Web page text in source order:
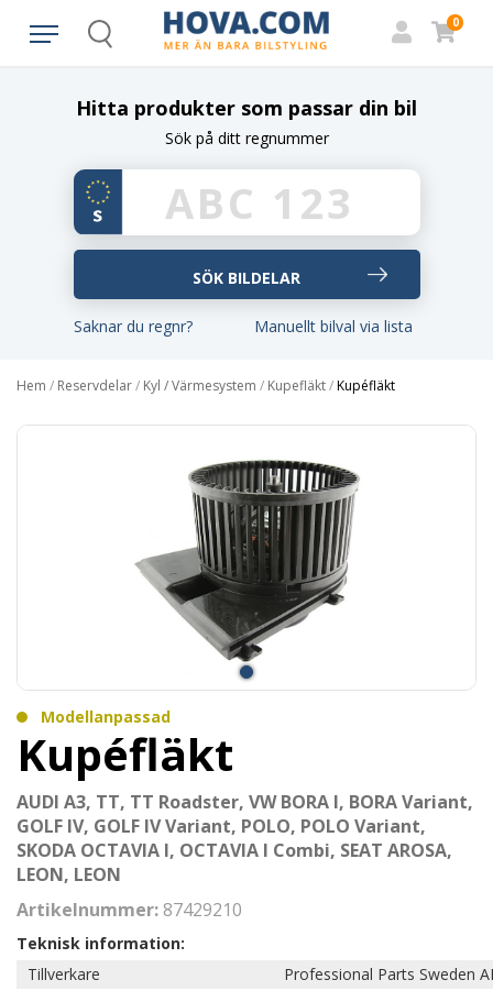
Search
0
Hitta produkter som passar din bil
Sök på ditt regnummer
Saknar du regnr? Manuellt bilval via lista
Hem / Reservdelar/ Kyl / Värmesystem / Kupefläkt/Kupéfläkt
Modellanpassad
Kupéfläkt
AUDI A3, TT, TT Roadster, VW BORA I, BORA Variant,
GOLF IV, GOLF IV Variant, POLO, POLO Variant,
SKODA OCTAVIA I, OCTAVIA I Combi, SEAT AROSA,
LEON, LEON
Artikelnummer: 87429210
Teknisk information:
Tillverkare
Professional Parts Sweden